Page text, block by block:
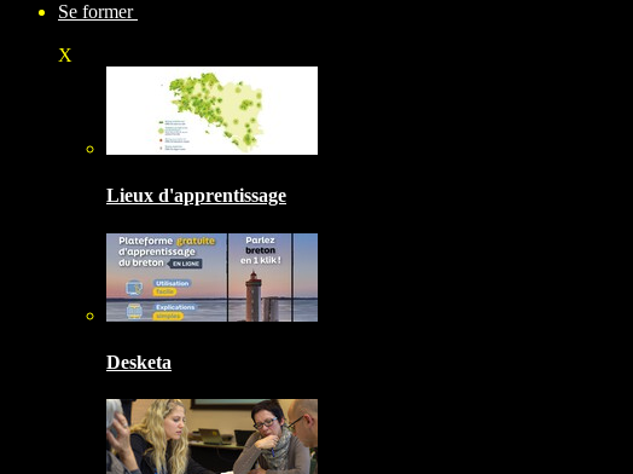
Se former
X
Lieux d'apprentissage
Desketa